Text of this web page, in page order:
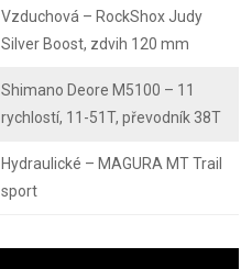
Vzduchová – RockShox Judy
Silver Boost, zdvih 120 mm
Shimano Deore M5100 – 11
rychlostí, 11-51T, převodník 38T
Hydraulické – MAGURA MT Trail
sport